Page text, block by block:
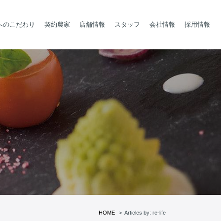
のこだわり 契約農家 店舗情報 スタッフ 会社情報 採用情報
HOME Articles by: re-life